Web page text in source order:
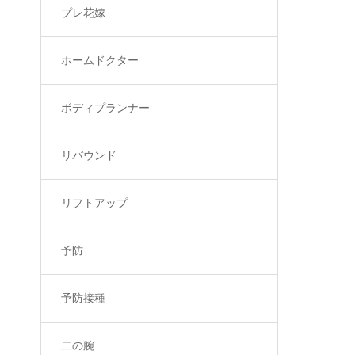
プレ花嫁
ホームドクター
ボディプランナー
リバウンド
リフトアップ
予防
予防接種
二の腕